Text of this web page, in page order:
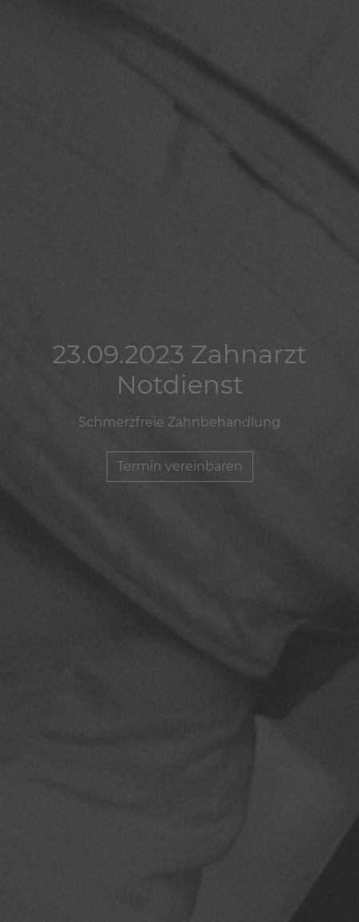
23.09.2023 Zahnarzt
Notdienst
Schmerzfreie Zahnbehandlung
Termin vereinbaren
23.09.2023 Zahnarzt
Notdienst
Schmerzfreie Zahnbehandlung
Termin vereinbaren
23.09.2023 Zahnarzt
Notdienst
Schmerzfreie Zahnbehandlung
Termin vereinbaren